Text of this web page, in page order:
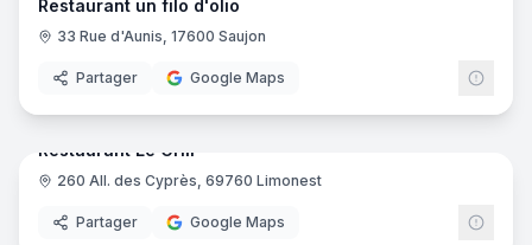
Restaurant un filo d'olio
33 Rue d'Aunis, 17600 Saujon
Partager Google Maps
Restaurant Le Grill
260 All. des Cyprès, 69760 Limonest
Partager Google Maps
10